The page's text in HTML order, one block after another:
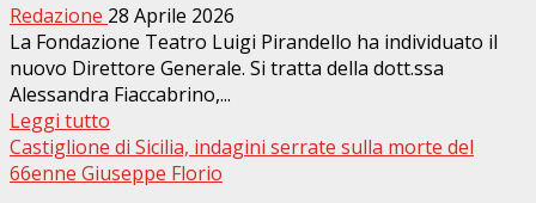
Redazione 28 Aprile 2026
La Fondazione Teatro Luigi Pirandello ha individuato il
nuovo Direttore Generale. Si tratta della dott.ssa
Alessandra Fiaccabrino,...
Leggi tutto
Castiglione di Sicilia, indagini serrate sulla morte del
66enne Giuseppe Florio